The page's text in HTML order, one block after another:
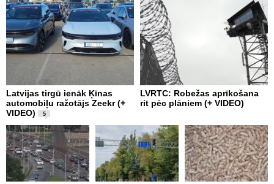
Latvijas tirgū ienāk Ķīnas
automobiļu ražotājs Zeekr (+
VIDEO)
5
LVRTC: Robežas aprīkošana
rit pēc plāniem (+ VIDEO)